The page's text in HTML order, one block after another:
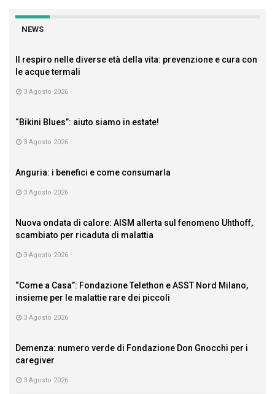
NEWS
Il respiro nelle diverse età della vita: prevenzione e cura con
le acque termali
3 Agosto 2026
“Bikini Blues”: aiuto siamo in estate!
3 Agosto 2026
Anguria: i benefici e come consumarla
3 Agosto 2026
Nuova ondata di calore: AISM allerta sul fenomeno Uhthoff,
scambiato per ricaduta di malattia
3 Agosto 2026
“Come a Casa”: Fondazione Telethon e ASST Nord Milano,
insieme per le malattie rare dei piccoli
3 Agosto 2026
Demenza: numero verde di Fondazione Don Gnocchi per i
caregiver
3 Agosto 2026